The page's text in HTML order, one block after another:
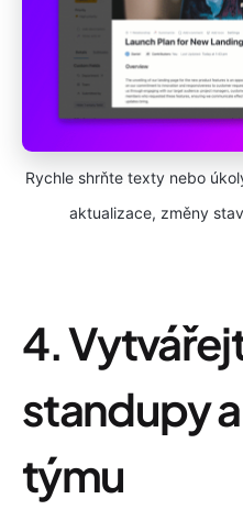
Rychle shrňte texty nebo
aktualizace, změny
4.
standupy
týmu